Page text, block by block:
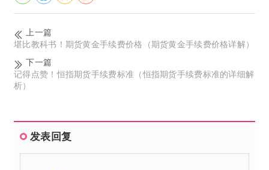
上一篇
堪比教科书！期货黄金手续费价格（期货黄金手续费价格详解）
下一篇
记得点赞！恒指期货手续费标准（恒指期货手续费标准的详细解
析）
发表回复